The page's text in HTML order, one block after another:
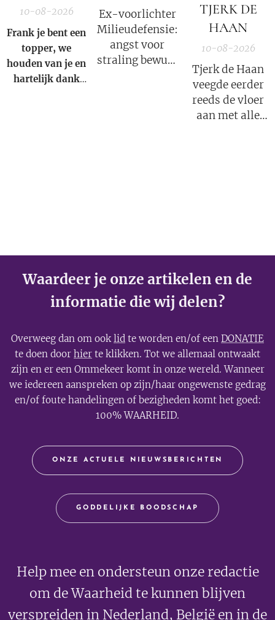
10-08-2026
Frank je bent een
topper, we
houden van je en
hartelijk dank
Ex-voorlichter
Milieudefensie:
angst voor
straling bewust
TJERK DE
HAAN
10-08-2026
Tjerk de Haan
veegde eerder
reeds de vloer
aan met alle
Waardeer je onze artikelen en de
informatie die wij delen?
Overweeg dan om ooklid te worden en/of een DONATIE
te doen door hier te klikken. Tot we allemaal ontwaakt
zijn en er een Ommekeer komt in onze wereld. Wanneer
we iedereen aanspreken op zijn/haar ongewenste gedrag
en/of foute handelingen of bezigheden komt het goed:
100% WAARHEID.
ONZE ACTUELE NIEUWSBERICHTEN
GODDELIJKE BOODSCHAP
Help mee en ondersteun onze redactie
om de Waarheid te kunnen blijven
verspreiden in Nederland, België en in de